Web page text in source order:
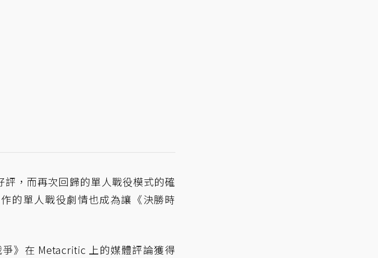
，而再次回歸的單人戰役模式的確
的單人戰役劇情也成為讓《決勝時
》在 Metacritic 上的媒體評論獲得